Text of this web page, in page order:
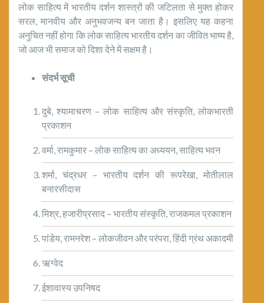
लोक साहित्य में भारतीय दर्शन शास्त्रों की जटिलता से मुक्त होकर
सरल, मानवीय और अनुभवजन्य बन जाता है। इसलिए यह कहना
अनुचित नहीं होगा कि लोक साहित्य भारतीय दर्शन का जीवित भाष्य है,
जो आज भी समाज को दिशा देने में सक्षम है।
संदर्भ सूची
दुबे, श्यामाचरण – लोक साहित्य और संस्कृति, लोकभारती
प्रकाशन
वर्मा, रामकुमार – लोक साहित्य का अध्ययन, साहित्य भवन
शर्मा, चंद्रधर – भारतीय दर्शन की रूपरेखा, मोतीलाल
बनारसीदास
मिश्र, हजारीप्रसाद – भारतीय संस्कृति, राजकमल प्रकाशन
पांडेय, रामनरेश – लोकजीवन और परंपरा, हिंदी ग्रंथ अकादमी
ऋग्वेद
ईशावास्य उपनिषद